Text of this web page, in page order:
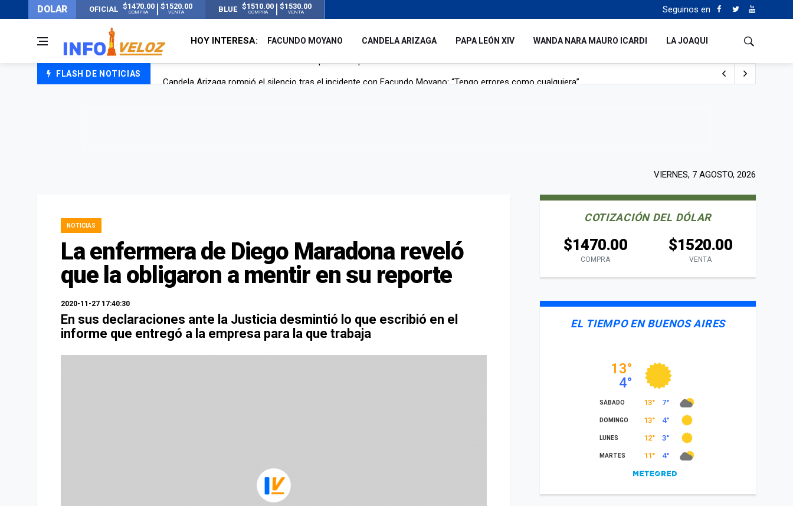
DOLAR OFICIAL $1470.00
COMPRA
$1520.00
VENTA BLUE $1510.00
COMPRA
$1530.00
VENTA Seguinos en
HOY INTERESA: FACUNDO MOYANO CANDELA ARIZAGA PAPA LEÓN XIV WANDA NARA MAURO ICARDI LA JOAQUI
FLASH DE NOTICIAS
VIERNES, 7 AGOSTO, 2026
NOTICIAS
La enfermera de Diego Maradona reveló
que la obligaron a mentir en su reporte
2020-11-27 17:40:30
En sus declaraciones ante la Justicia desmintió lo que escribió en el
informe que entregó a la empresa para la que trabaja
COTIZACIÓN DEL DÓLAR
$1470.00
COMPRA
$1520.00
VENTA
EL TIEMPO EN BUENOS AIRES